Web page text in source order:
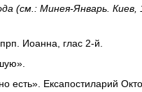
(см.: Минея-Январь.
Иоанна, глас 2-й.
есть». Ексапостиларий